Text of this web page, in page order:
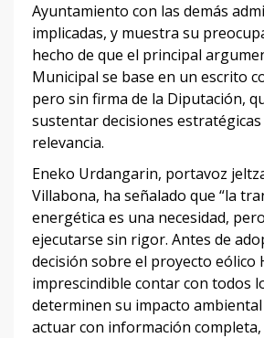
Ayuntamiento con las demás
implicadas, y muestra su
hecho de que el principal
Municipal se base en un escrito
pero sin firma de la Diputación,
sustentar decisiones
relevancia.
Eneko Urdangarin, portavoz
Villabona, ha señalado que “la
energética es una necesidad,
ejecutarse sin rigor. Antes de
decisión sobre el proyecto eólico
imprescindible contar con todos
determinen su impacto
actuar con información